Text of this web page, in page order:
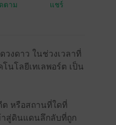
ตาม แชร์
วงดาว ในช่วงเวลาที่
นโลยีเทเลพอร์ต เป็น
หรือสถานที่ใดที่
าสู่ดินแดนลึกลับที่ถูก